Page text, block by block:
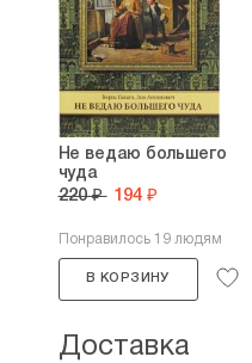
Не ведаю большего
чуда
220 ₽ 194 ₽
Понравилось 19 людям
В КОРЗИНУ
Доставка